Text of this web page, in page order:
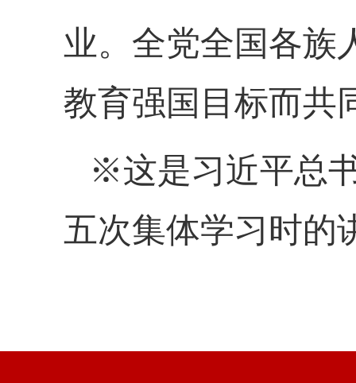
业。全党全国各族
教育强国目标而共
※这是习近平总
五次集体学习时的